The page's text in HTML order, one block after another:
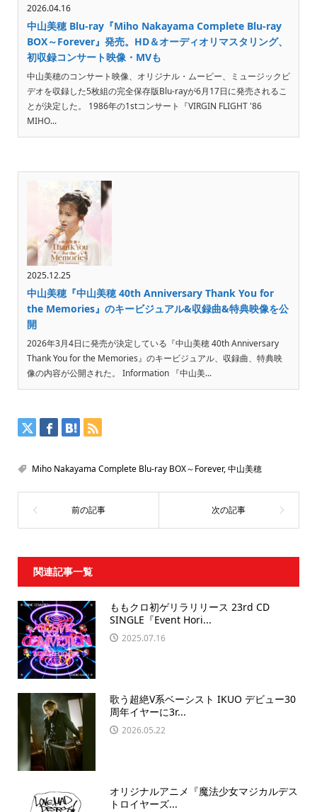
2026.04.16
中山美穂 Blu-ray『Miho Nakayama Complete Blu-ray
BOX～Forever』発売。HD＆オーディオリマスタリング、
初収録コンサート映像・MVも
中山美穂のコンサート映像、オリジナル・ムービー、ミュージックビ
デオを収録した5枚組の完全保存版Blu-rayが6月17日に発売されるこ
とが決定した。 1986年の1stコンサート『VIRGIN FLIGHT '86
MIHO...
2025.12.25
中山美穂『中山美穂 40th Anniversary Thank You for
the Memories』のキービジュアル&収録曲&特典映像を公
開
2026年3月4日に発売が決定している『中山美穂 40th Anniversary
Thank You for the Memories』のキービジュアル、収録曲、特典映
像の内容が公開された。 Information 『中山美...
Miho Nakayama Complete Blu-ray BOX～Forever,中山美穂
関連記事一覧
ももクロ初ゲリラリリース 23rd CD
SINGLE『Event Hori...
2025.07.16
歌う超絶V系ベーシスト IKUO デビュー30
周年イヤーに3r...
2026.05.22
オリジナルアニメ『魔法少⼥マジカルデス
トロイヤーズ...